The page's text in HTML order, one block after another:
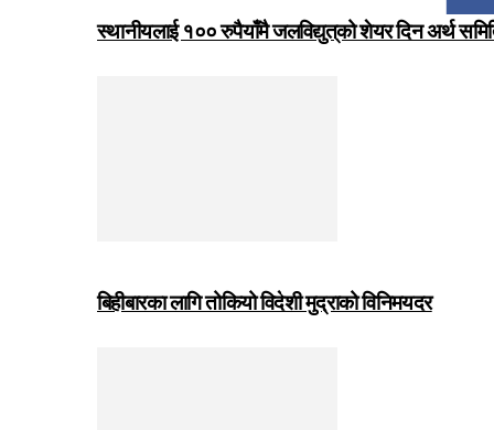
स्थानीयलाई १०० रुपैयाँमै जलविद्युत्‌को शेयर दिन अर्थ
बिहीबारका लागि तोकियो विदेशी मुद्राको विनिमयदर